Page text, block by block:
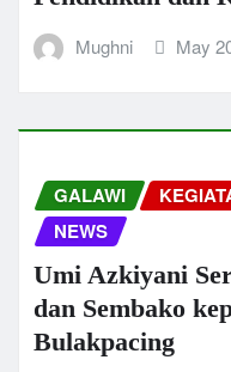
Mughni May
GALAWI
NEWS
Umi Azkiyani
dan Sembako
Bulakpacing